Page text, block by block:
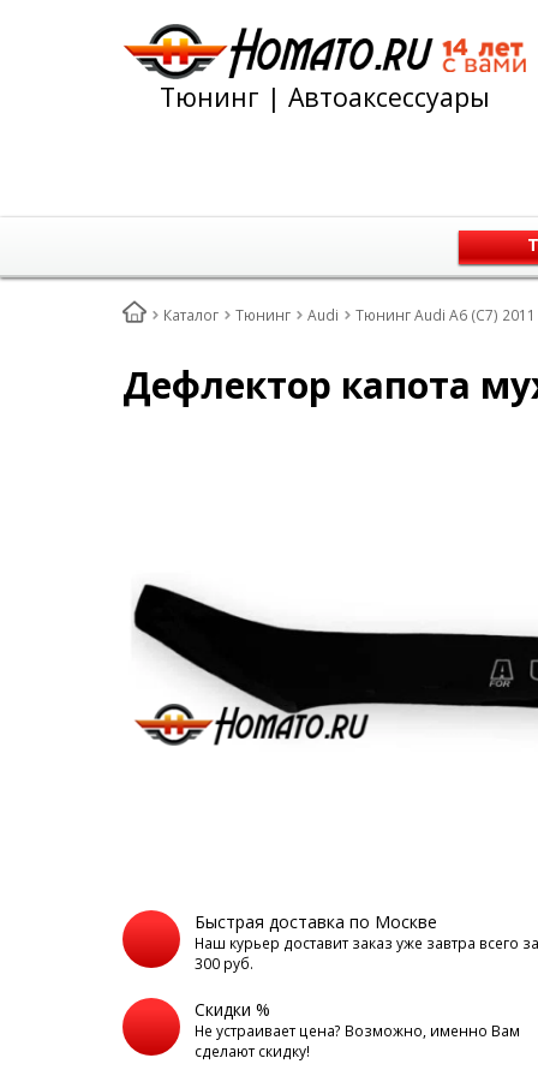
Тюнинг | Автоаксессуары
Каталог Тюнинг Audi Тюнинг Audi A6 (C7)
Дефлектор капота
Быстрая доставка по Москве
Наш курьер доставит заказ уже завтра всего за
300 руб.
Скидки %
Не устраивает цена? Возможно, именно Вам
сделают скидку!